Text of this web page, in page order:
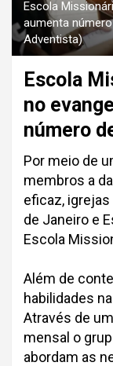
Escola
aumenta
Adventista)
Escola
no
número
Por meio de
membros a
eficaz,
de Janeiro e
Escola
Além de
habilidades
Através de
mensal o
abordam as